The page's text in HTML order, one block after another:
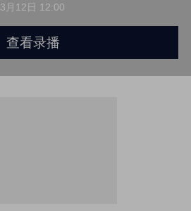
3月12日 12:00
查看录播